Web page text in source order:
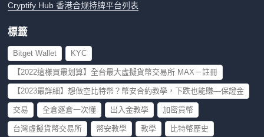
Cryptify Hub 香港合规持牌平台列表
標籤
Bitget Wallet KYC
【2022這樣買最划算】全台最大虛擬貨幣交易所 MAX－註冊
【2023最詳細】想做空比特幣？幣安合約教學，下跌也能賺—保證金
交易 全倉逐倉一次懂 出入金教學 加密貨幣
台灣虛擬貨幣交易所 幣安教學 教學 比特幣歷史